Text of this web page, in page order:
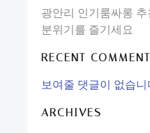
광안리 인기룸싸롱 추
분위기를 즐기세요
RECENT
보여줄 댓글이 없습니
ARCHIVES